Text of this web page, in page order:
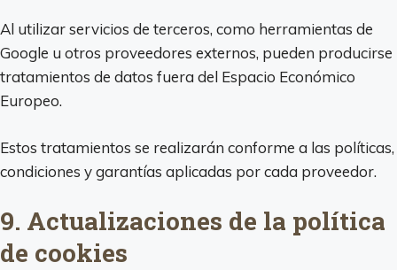
Al utilizar servicios de terceros, como herramientas de
Google u otros proveedores externos, pueden producirse
tratamientos de datos fuera del Espacio Económico
Europeo.
Estos tratamientos se realizarán conforme a las políticas,
condiciones y garantías aplicadas por cada proveedor.
9. Actualizaciones de la política
de cookies